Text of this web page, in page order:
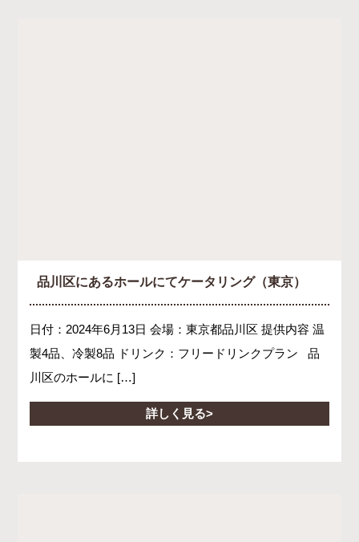
品川区にあるホールにてケータリング（東京）
日付：2024年6月13日 会場：東京都品川区 提供内容 温
製4品、冷製8品 ドリンク：フリードリンクプラン 品
川区のホールに […]
詳しく見る